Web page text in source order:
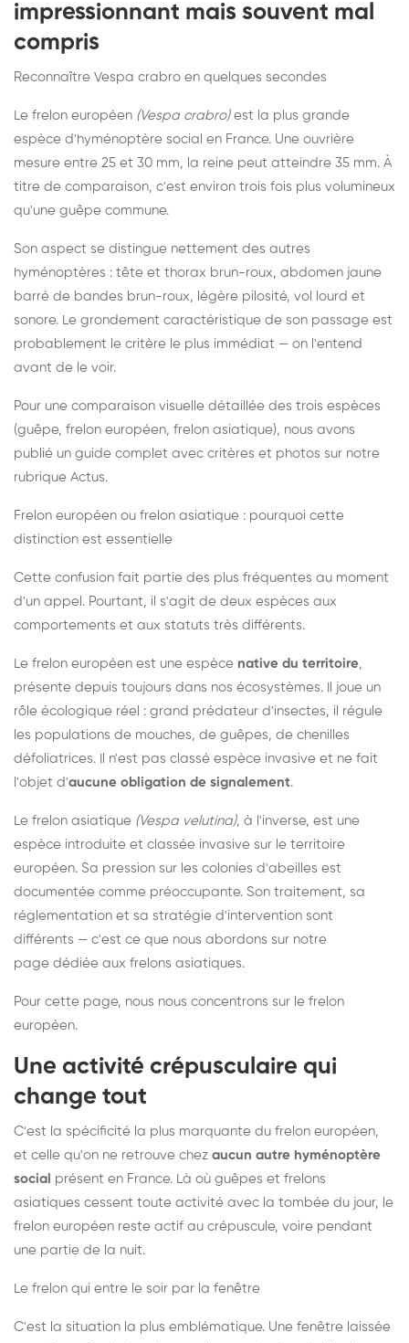
impressionnant mais souvent mal
compris
Reconnaître Vespa crabro en quelques secondes
Le frelon européen (Vespa crabro)est la plus grande
espèce d'hyménoptère social en France. Une ouvrière
mesure entre 25 et 30 mm, la reine peut atteindre 35 mm. À
titre de comparaison, c'est environ trois fois plus volumineux
qu'une guêpe commune.
Son aspect se distingue nettement des autres
hyménoptères : tête et thorax brun-roux, abdomen jaune
barré de bandes brun-roux, légère pilosité, vol lourd et
sonore. Le grondement caractéristique de son passage est
probablement le critère le plus immédiat — on l'entend
avant de le voir.
Pour une comparaison visuelle détaillée des trois espèces
(guêpe, frelon européen, frelon asiatique), nous avons
publié un guide complet avec critères et photos sur notre
rubrique Actus.
Frelon européen ou frelon asiatique : pourquoi cette
distinction est essentielle
Cette confusion fait partie des plus fréquentes au moment
d'un appel. Pourtant, il s'agit de deux espèces aux
comportements et aux statuts très différents.
Le frelon européen est une espèce native du territoire,
présente depuis toujours dans nos écosystèmes. Il joue un
rôle écologique réel : grand prédateur d'insectes, il régule
les populations de mouches, de guêpes, de chenilles
défoliatrices. Il n'est pas classé espèce invasive et ne fait
l'objet d'aucune obligation de signalement.
Le frelon asiatique (Vespa velutina), à l'inverse, est une
espèce introduite et classée invasive sur le territoire
européen. Sa pression sur les colonies d'abeilles est
documentée comme préoccupante. Son traitement, sa
réglementation et sa stratégie d'intervention sont
différents — c'est ce que nous abordons sur notre
page dédiée aux frelons asiatiques.
Pour cette page, nous nous concentrons sur le frelon
européen.
Une activité crépusculaire qui
change tout
C'est la spécificité la plus marquante du frelon européen,
et celle qu'on ne retrouve chez aucun autre hyménoptère
social présent en France. Là où guêpes et frelons
asiatiques cessent toute activité avec la tombée du jour, le
frelon européen reste actif au crépuscule, voire pendant
une partie de la nuit.
Le frelon qui entre le soir par la fenêtre
C'est la situation la plus emblématique. Une fenêtre laissée